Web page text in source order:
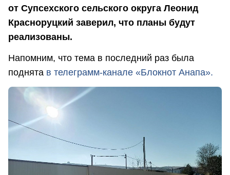
от Супсехского сельского округа Леонид
Красноруцкий заверил, что планы будут
реализованы.
Напомним, что тема в последний раз была
поднята в телеграмм-канале «Блокнот Анапа».